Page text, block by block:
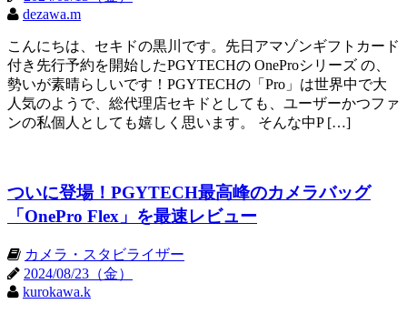
dezawa.m
こんにちは、セキドの黒川です。先日アマゾンギフトカード
付き先行予約を開始したPGYTECHの OneProシリーズ の、
勢いが素晴らしいです！PGYTECHの「Pro」は世界中で大
人気のようで、総代理店セキドとしても、ユーザーかつファ
ンの私個人としても嬉しく思います。 そんな中P […]
ついに登場！PGYTECH最高峰のカメラバッグ
「OnePro Flex」を最速レビュー
カメラ・スタビライザー
2024/08/23（金）
kurokawa.k